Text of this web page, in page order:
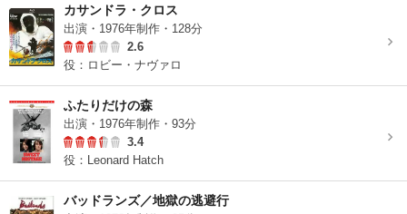
カサンドラ・クロス
出演・1976年制作・128分
2.6
役：ロビー・ナヴァロ
ふたりだけの森
出演・1976年制作・93分
3.4
役：Leonard Hatch
バッドランズ／地獄の逃避行